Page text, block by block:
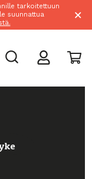
tarkoitettuun
suunnattua
×